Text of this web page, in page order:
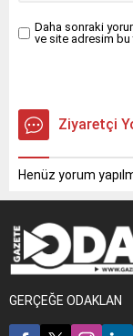
Daha sonraki
ve site adresim bu
Ziyaretçi
Henüz yorum
GERÇEĞE ODAKLAN